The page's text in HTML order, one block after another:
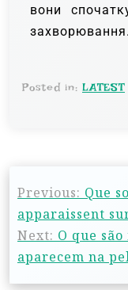
вони
захворювання.
Posted in: LATEST
Previous: Que
apparaissent
Next: O que
aparecem na